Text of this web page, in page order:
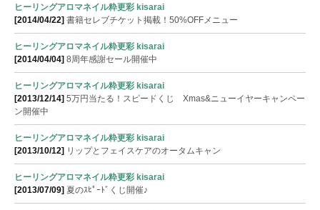
ヒーリングアロマネイル粋更彩 kisarai
[2014/04/22] 書籍セレブチケット掲載！50%OFFメニュー
ヒーリングアロマネイル粋更彩 kisarai
[2014/04/04] 8周年感謝セール開催中
ヒーリングアロマネイル粋更彩 kisarai
[2013/12/14] 5万円当たる！スピードくじ Xmas&ニューイヤーキャンペー
ン開催中
ヒーリングアロマネイル粋更彩 kisarai
[2013/10/12] リップとフェイスケアのオータムキャン
ヒーリングアロマネイル粋更彩 kisarai
[2013/07/09] 夏のｽﾋﾟｰﾄﾞくじ開催♪